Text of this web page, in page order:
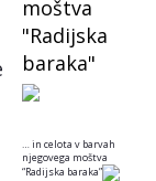
… in celota v barvah
njegovega moštva
“Radijska baraka”